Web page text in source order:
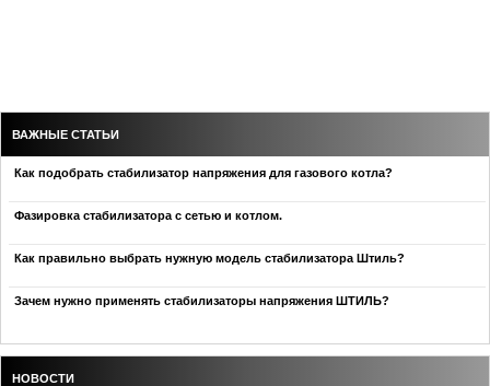
ВАЖНЫЕ СТАТЬИ
Как подобрать стабилизатор напряжения для газового котла?
Фазировка стабилизатора с сетью и котлом.
Как правильно выбрать нужную модель стабилизатора Штиль?
Зачем нужно применять стабилизаторы напряжения ШТИЛЬ?
НОВОСТИ